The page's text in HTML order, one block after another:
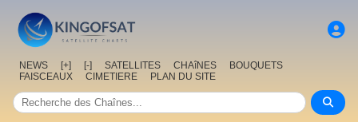
NEWS [+] [-] SATELLITES CHAîNES
BOUQUETS
FAISCEAUX
CIMETIERE PLAN DU SITE